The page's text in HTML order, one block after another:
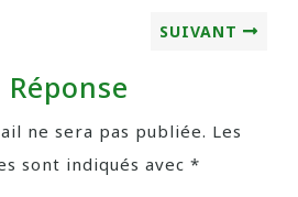
SUIVANT
ne sera pas publiée. Les
sont indiqués avec *